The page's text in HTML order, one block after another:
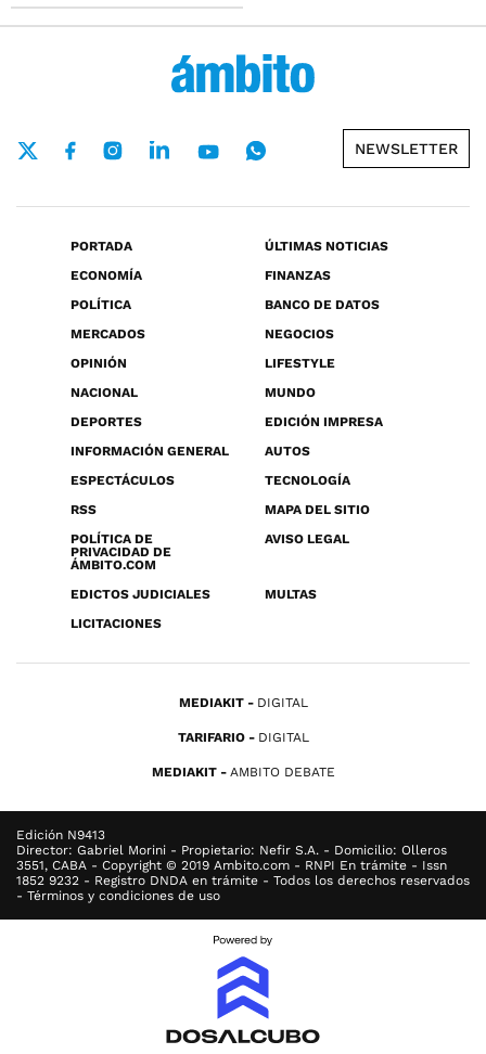
NEWSLETTER
PORTADA
ÚLTIMAS NOTICIAS
ECONOMÍA
FINANZAS
POLÍTICA
BANCO DE DATOS
MERCADOS
NEGOCIOS
OPINIÓN
LIFESTYLE
NACIONAL
MUNDO
DEPORTES
EDICIÓN IMPRESA
INFORMACIÓN GENERAL
AUTOS
ESPECTÁCULOS
TECNOLOGÍA
RSS
MAPA DEL SITIO
POLÍTICA DE
PRIVACIDAD DE
ÁMBITO.COM
AVISO LEGAL
EDICTOS JUDICIALES
MULTAS
LICITACIONES
MEDIAKIT DIGITAL
TARIFARIO DIGITAL
MEDIAKIT AMBITO DEBATE
Edición N9413
Director: Gabriel Morini - Propietario: Nefir S.A. - Domicilio: Olleros
3551, CABA - Copyright © 2019 Ambito.com - RNPI En trámite - Issn
1852 9232 - Registro DNDA en trámite - Todos los derechos reservados
- Términos y condiciones de uso